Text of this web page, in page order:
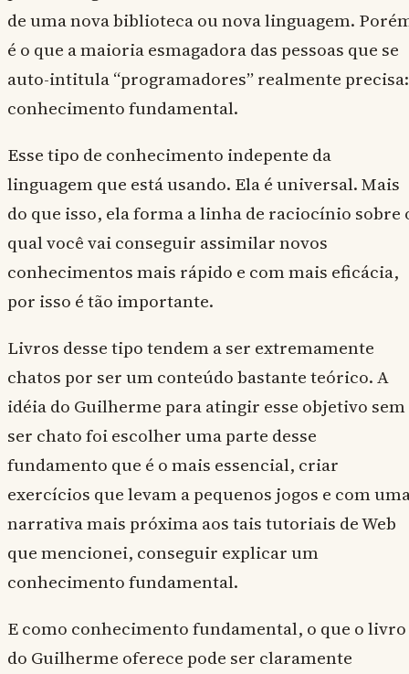
de uma nova biblioteca ou nova linguagem.
é o que a maioria esmagadora das pessoas que se
auto-intitula “programadores” realmente precisa:
conhecimento fundamental.
Esse tipo de conhecimento indepente da
linguagem que está usando. Ela é universal. Mais
do que isso, ela forma a linha de raciocínio sobre
qual você vai conseguir assimilar novos
conhecimentos mais rápido e com mais eficácia,
por isso é tão importante.
Livros desse tipo tendem a ser extremamente
chatos por ser um conteúdo bastante teórico. A
idéia do Guilherme para atingir esse objetivo sem
ser chato foi escolher uma parte desse
fundamento que é o mais essencial, criar
exercícios que levam a pequenos jogos e com
narrativa mais próxima aos tais tutoriais de Web
que mencionei, conseguir explicar um
conhecimento fundamental.
E como conhecimento fundamental, o que o livro
do Guilherme oferece pode ser claramente